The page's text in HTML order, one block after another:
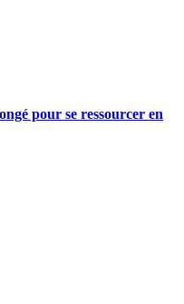
pour se ressourcer en